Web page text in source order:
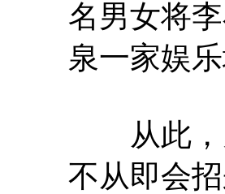
名男女将
泉一家娱
从此，
不从即会招